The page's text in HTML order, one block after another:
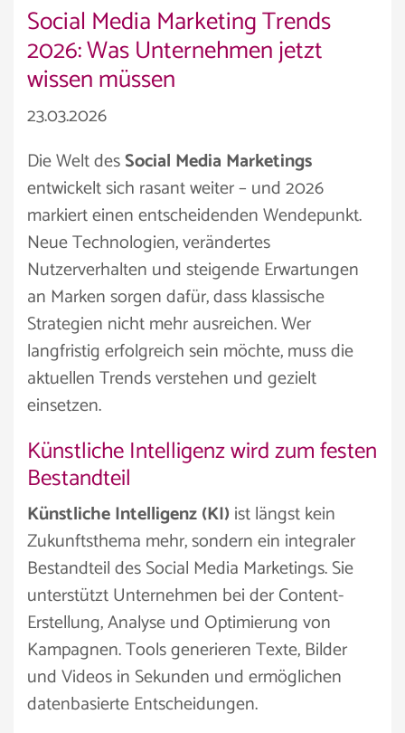
Social Media Marketing Trends
2026: Was Unternehmen jetzt
wissen müssen
23.03.2026
Die Welt desSocial Media Marketings
entwickelt sich rasant weiter – und 2026
markiert einen entscheidenden Wendepunkt.
Neue Technologien, verändertes
Nutzerverhalten und steigende Erwartungen
an Marken sorgen dafür, dass klassische
Strategien nicht mehr ausreichen. Wer
langfristig erfolgreich sein möchte, muss die
aktuellen Trends verstehen und gezielt
einsetzen.
Künstliche Intelligenz wird zum festen
Bestandteil
Künstliche Intelligenz (KI) ist längst kein
Zukunftsthema mehr, sondern ein integraler
Bestandteil des Social Media Marketings. Sie
unterstützt Unternehmen bei der Content-
Erstellung, Analyse und Optimierung von
Kampagnen. Tools generieren Texte, Bilder
und Videos in Sekunden und ermöglichen
datenbasierte Entscheidungen.